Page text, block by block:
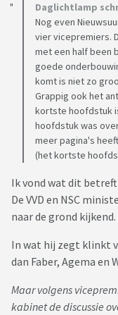
Daglichtlamp
Nog even
vier vicepremiers.
met een half been
goede
komt is niet zo
Grappig ook het
kortste hoofdstuk
hoofdstuk was
meer pagina's
(het kortste
Ik vond wat dit
De VVD en NSC
naar de grond kijkend.
In wat hij zegt klinkt
dan Faber, Agema en
Maar volgens
kabinet de discussie